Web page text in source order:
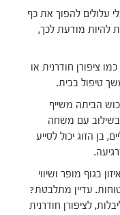
עלולים להפוך את כף
להיות מודעת לכך,
כמו ציפורן חודרנית או
טיפול בבית.
הביתה משייף
בשילוב עם משחה
בן הזוג יכול לסייע
בגוף מופר ושיווי
עדיין מתלבטת?
לציפורן חודרנית